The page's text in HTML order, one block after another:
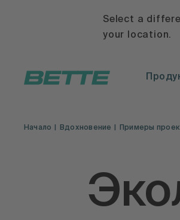
Select a
your location.
Начало Вдохновение Примеры